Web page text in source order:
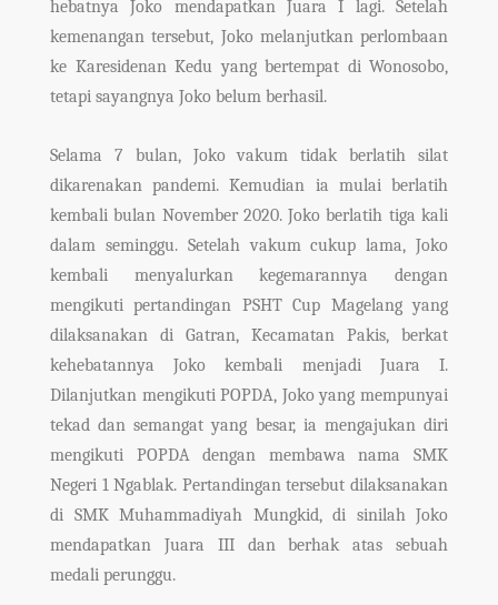
hebatnya Joko mendapatkan Juara I lagi. Setelah
kemenangan tersebut, Joko melanjutkan perlombaan
ke Karesidenan Kedu yang bertempat di Wonosobo,
tetapi sayangnya Joko belum berhasil.
Selama 7 bulan, Joko vakum tidak berlatih silat
dikarenakan pandemi. Kemudian ia mulai berlatih
kembali bulan November 2020. Joko berlatih tiga kali
dalam seminggu. Setelah vakum cukup lama, Joko
kembali menyalurkan kegemarannya dengan
mengikuti pertandingan PSHT Cup Magelang yang
dilaksanakan di Gatran, Kecamatan Pakis, berkat
kehebatannya Joko kembali menjadi Juara I.
Dilanjutkan mengikuti POPDA, Joko yang mempunyai
tekad dan semangat yang besar, ia mengajukan diri
mengikuti POPDA dengan membawa nama SMK
Negeri 1 Ngablak. Pertandingan tersebut dilaksanakan
di SMK Muhammadiyah Mungkid, di sinilah Joko
mendapatkan Juara III dan berhak atas sebuah
medali perunggu.